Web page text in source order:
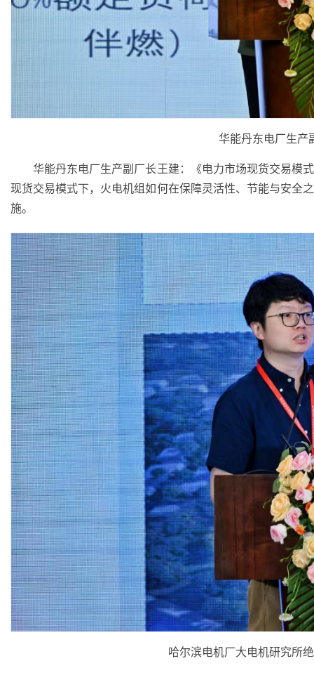
华能丹东电厂生产
华能丹东电厂生产副厂长王建：《电力市场现货交易模
现货交易模式下，火电机组如何在保障灵活性、节能与安全
施。
哈尔滨电机厂大电机研究所